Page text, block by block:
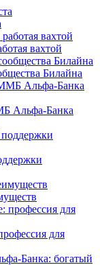
вахтой
Билайна
Альфа-Банка
для